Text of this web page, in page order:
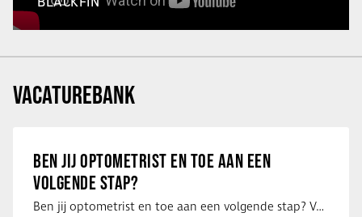
VACATUREBANK
BEN JIJ OPTOMETRIST EN TOE AAN EEN
VOLGENDE STAP?
Ben jij optometrist en toe aan een volgende stap? Voor een optiekketen is Eye …